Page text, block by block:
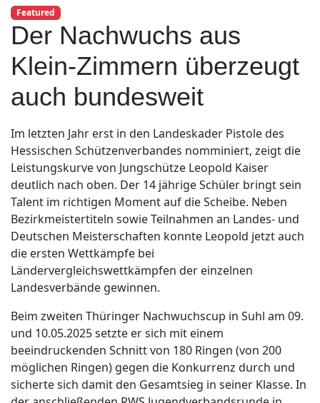
Featured
Der Nachwuchs aus
Klein-Zimmern überzeugt
auch bundesweit
Im letzten Jahr erst in den Landeskader Pistole des
Hessischen Schützenverbandes nomminiert, zeigt die
Leistungskurve von Jungschütze Leopold Kaiser
deutlich nach oben. Der 14 jährige Schüler bringt sein
Talent im richtigen Moment auf die Scheibe. Neben
Bezirkmeistertiteln sowie Teilnahmen an Landes- und
Deutschen Meisterschaften konnte Leopold jetzt auch
die ersten Wettkämpfe bei
Ländervergleichswettkämpfen der einzelnen
Landesverbände gewinnen.
Beim zweiten Thüringer Nachwuchscup in Suhl am 09.
und 10.05.2025 setzte er sich mit einem
beeindruckenden Schnitt von 180 Ringen (von 200
möglichen Ringen) gegen die Konkurrenz durch und
sicherte sich damit den Gesamtsieg in seiner Klasse. In